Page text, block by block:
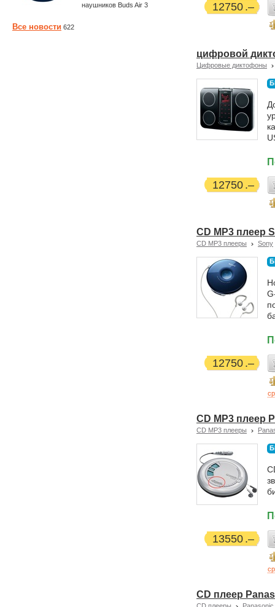
12750
цифровой
Цифровые диктофоны
12750
CD MP3 плеер
CD MP3 плееры Sony
12750
CD MP3 плеер
CD MP3 плееры
13550
CD плеер
наушников Buds Air 3
Все новости 622